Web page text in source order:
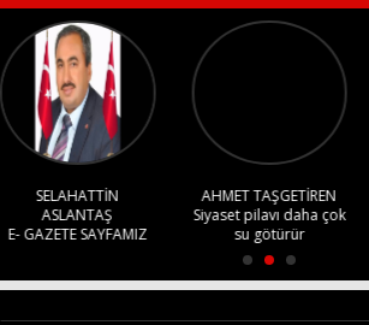
SELAHATTİN
ASLANTAŞ
E- GAZETE SAYFAMIZ
AHMET TAŞGETİREN
Siyaset pilavı daha çok
su götürür